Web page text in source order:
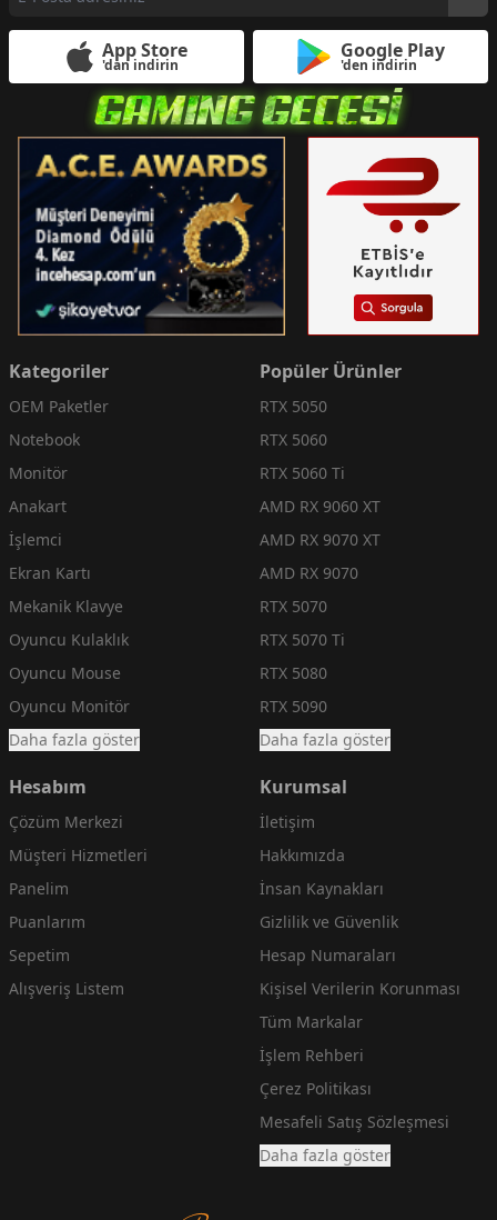
App Store
'dan indirin
Google Play
'den indirin
Kategoriler
OEM Paketler
Notebook
Monitör
Anakart
İşlemci
Ekran Kartı
Mekanik Klavye
Oyuncu Kulaklık
Oyuncu Mouse
Oyuncu Monitör
Daha fazla göster
Popüler Ürünler
RTX 5050
RTX 5060
RTX 5060 Ti
AMD RX 9060 XT
AMD RX 9070 XT
AMD RX 9070
RTX 5070
RTX 5070 Ti
RTX 5080
RTX 5090
Daha fazla göster
Hesabım
Çözüm Merkezi
Müşteri Hizmetleri
Panelim
Puanlarım
Sepetim
Alışveriş Listem
Kurumsal
İletişim
Hakkımızda
İnsan Kaynakları
Gizlilik ve Güvenlik
Hesap Numaraları
Kişisel Verilerin Korunması
Tüm Markalar
İşlem Rehberi
Çerez Politikası
Mesafeli Satış Sözleşmesi
Daha fazla göster